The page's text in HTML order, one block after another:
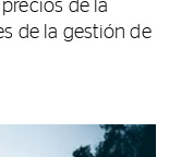
de la
de la gestión de